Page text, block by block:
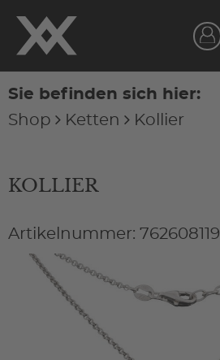
Sie befinden sich hier:
Shop
Ketten Kollier
KOLLIER
Artikelnummer: 762608119